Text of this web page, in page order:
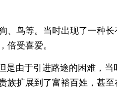
、鸟等。当时出现了一种
倍受喜爱。
是由于引进路途的困难，
族扩展到了富裕百姓，甚